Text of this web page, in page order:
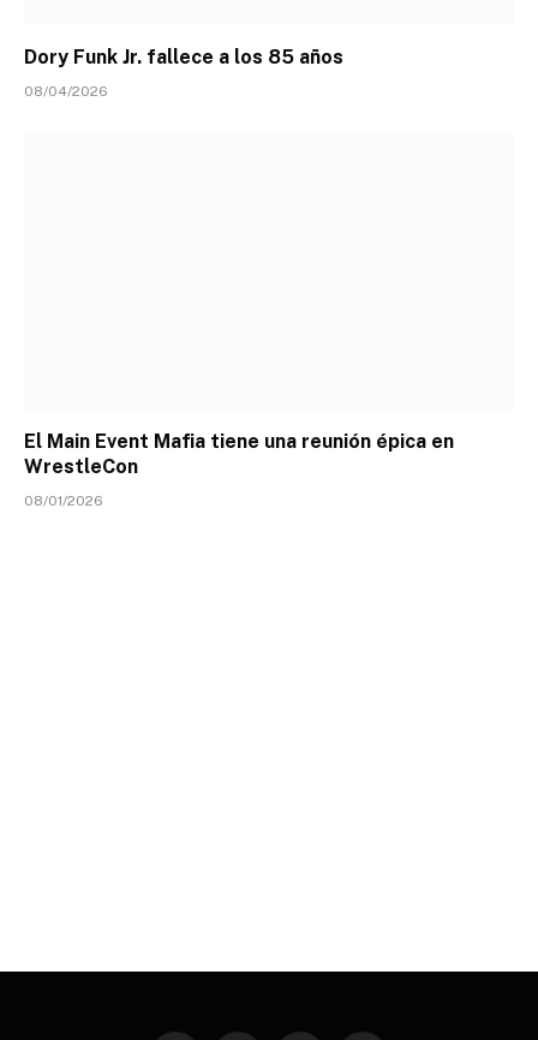
Dory Funk Jr. fallece a los 85 años
08/04/2026
El Main Event Mafia tiene una reunión épica en
WrestleCon
08/01/2026